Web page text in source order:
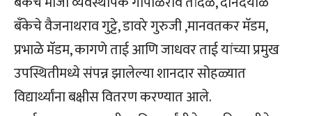
बँकेचे वैजनाथराव गुट्टे, डावरे गुरुजी ,मानवतकर मॅडम,
प्रभाळे मॅडम, कागणे ताई आणि जाधवर ताई यांच्या प्रमुख
उपस्थितीमध्ये संपन्न झालेल्या शानदार सोहळ्यात
विद्यार्थ्यांना बक्षीस वितरण करण्यात आले.